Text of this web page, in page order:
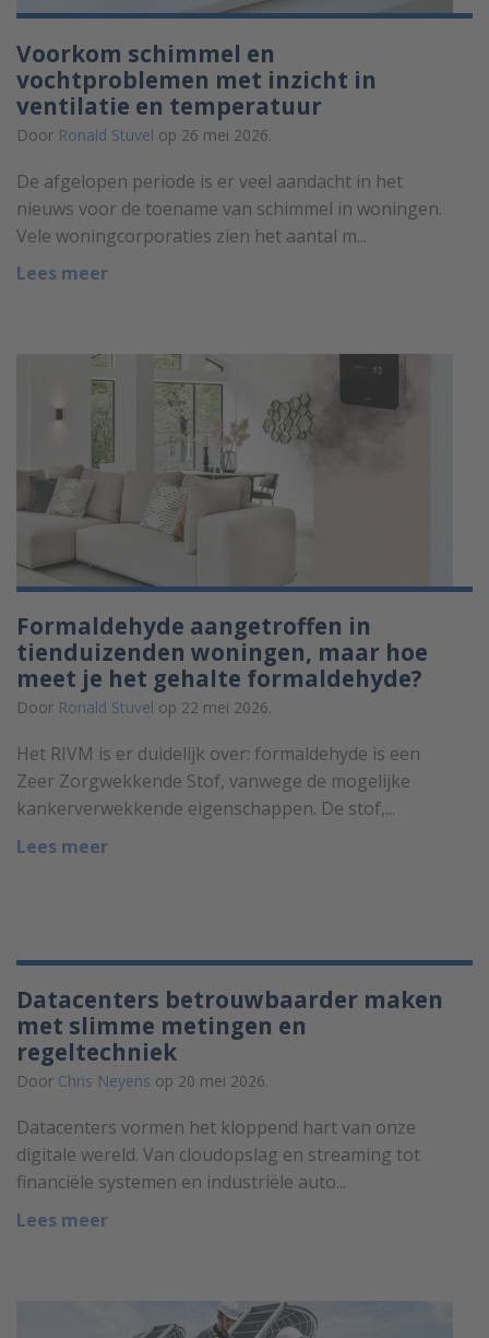
Voorkom schimmel en
vochtproblemen met inzicht in
ventilatie en temperatuur
Door Ronald Stuvel op 26 mei 2026.
De afgelopen periode is er veel aandacht in het
nieuws voor de toename van schimmel in woningen.
Vele woningcorporaties zien het aantal m...
Lees meer
Formaldehyde aangetroffen in
tienduizenden woningen, maar hoe
meet je het gehalte formaldehyde?
Door Ronald Stuvel op 22 mei 2026.
Het RIVM is er duidelijk over: formaldehyde is een
Zeer Zorgwekkende Stof, vanwege de mogelijke
kankerverwekkende eigenschappen. De stof,...
Lees meer
Datacenters betrouwbaarder maken
met slimme metingen en
regeltechniek
Door Chris Neyens op 20 mei 2026.
Datacenters vormen het kloppend hart van onze
digitale wereld. Van cloudopslag en streaming tot
financiële systemen en industriële auto...
Lees meer